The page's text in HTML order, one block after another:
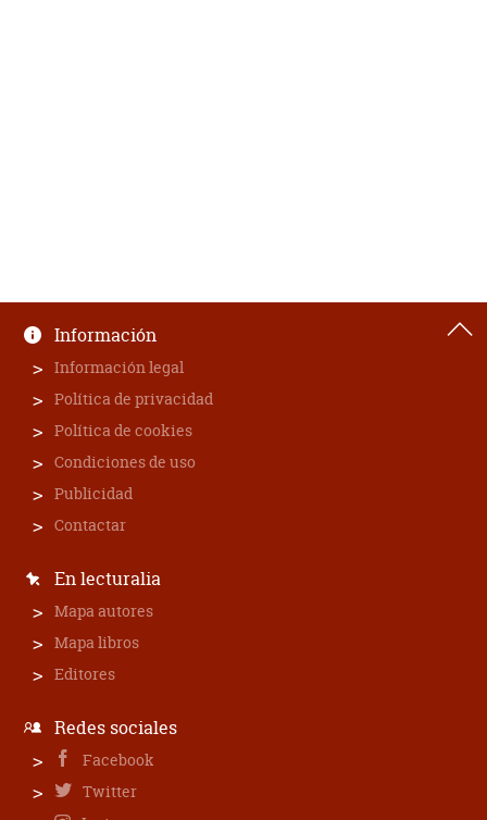
Información
Información legal
Política de privacidad
Política de cookies
Condiciones de uso
Publicidad
Contactar
En lecturalia
Mapa autores
Mapa libros
Editores
Redes sociales
Facebook
Twitter